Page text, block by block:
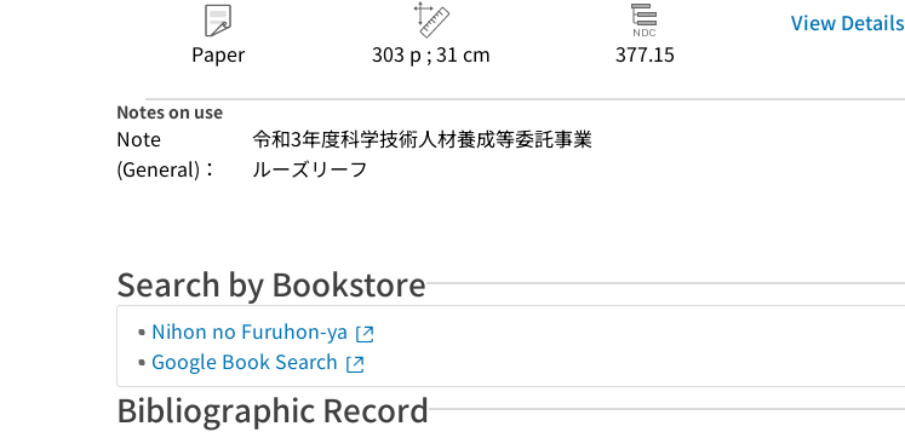
Paper 303 p ; 31 cm 377.15
View Details
Notes on use
Note
(General)：
令和3年度科学技術人材養成等委託事業
ルーズリーフ
Search by Bookstore
Nihon no Furuhon-ya
Google Book Search
Bibliographic Record